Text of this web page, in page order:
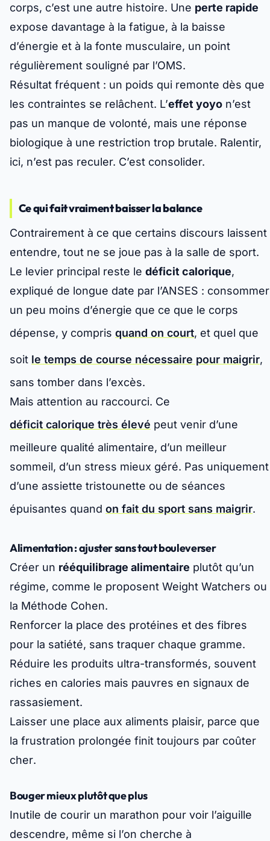
corps, c’est une autre histoire. Une perte rapide
expose davantage à la fatigue, à la baisse
d’énergie et à la fonte musculaire, un point
régulièrement souligné par l’OMS.
Résultat fréquent : un poids qui remonte dès que
les contraintes se relâchent. L’effet yoyo n’est
pas un manque de volonté, mais une réponse
biologique à une restriction trop brutale. Ralentir,
ici, n’est pas reculer. C’est consolider.
Ce qui fait vraiment baisser la balance
Contrairement à ce que certains discours laissent
entendre, tout ne se joue pas à la salle de sport.
Le levier principal reste le déficit calorique,
expliqué de longue date par l’ANSES : consommer
un peu moins d’énergie que ce que le corps
dépense, y compris quand on court, et quel que
soit le temps de course nécessaire pour maigrir,
sans tomber dans l’excès.
Mais attention au raccourci. Ce
déficit calorique très élevé peut venir d’une
meilleure qualité alimentaire, d’un meilleur
sommeil, d’un stress mieux géré. Pas uniquement
d’une assiette tristounette ou de séances
épuisantes quand on fait du sport sans maigrir.
Alimentation : ajuster sans tout bouleverser
Créer un rééquilibrage alimentaire plutôt qu’un
régime, comme le proposent Weight Watchers ou
la Méthode Cohen.
Renforcer la place des protéines et des fibres
pour la satiété, sans traquer chaque gramme.
Réduire les produits ultra-transformés, souvent
riches en calories mais pauvres en signaux de
rassasiement.
Laisser une place aux aliments plaisir, parce que
la frustration prolongée finit toujours par coûter
cher.
Bouger mieux plutôt que plus
Inutile de courir un marathon pour voir l’aiguille
descendre, même si l’on cherche à